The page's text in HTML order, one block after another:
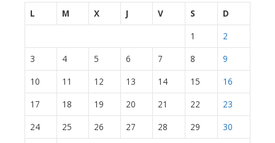
L
M X J V S
D
1
2
3
4 5 6 7 8
9
10
11 12 13 14 15
16
17
18 19 20 21 22
23
24
25 26 27 28 29
30